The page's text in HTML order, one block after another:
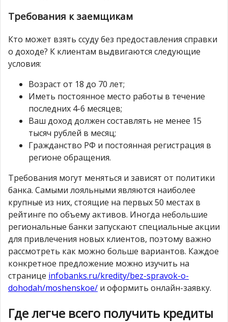
Требования к заемщикам
Кто может взять ссуду без предоставления справки
о доходе? К клиентам выдвигаются следующие
условия:
Возраст от 18 до 70 лет;
Иметь постоянное место работы в течение
последних 4-6 месяцев;
Ваш доход должен составлять не менее 15
тысяч рублей в месяц;
Гражданство РФ и постоянная регистрация в
регионе обращения.
Требования могут меняться и зависят от политики
банка. Самыми лояльными являются наиболее
крупные из них, стоящие на первых 50 местах в
рейтинге по объему активов. Иногда небольшие
региональные банки запускают специальные акции
для привлечения новых клиентов, поэтому важно
рассмотреть как можно больше вариантов. Каждое
конкретное предложение можно изучить на
странице infobanks.ru/kredity/bez-spravok-o-
dohodah/moshenskoe/ и оформить онлайн-заявку.
Где легче всего получить кредиты